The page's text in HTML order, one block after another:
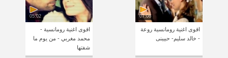
07:08
اقوى اغنية رومانسية روعة
- خالد سليم- حبيبنى
05:02
اقوى اغنية رومانسية -
محمد مغربي - من يوم ما
شفتها